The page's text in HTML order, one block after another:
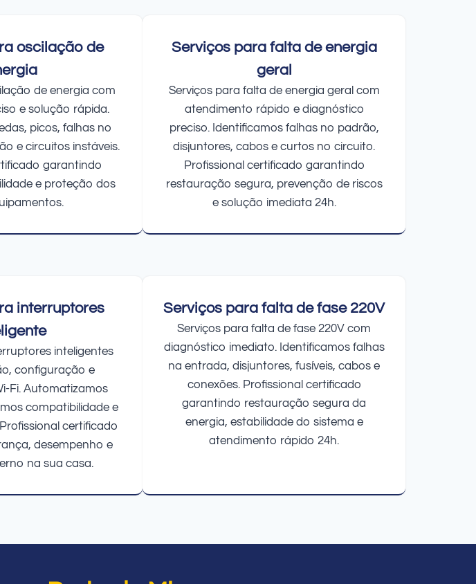
oscilação de
de energia com
e solução rápida.
picos, falhas no
e circuitos instáveis.
garantindo
e proteção dos
Serviços para falta de energia
geral
Serviços para falta de energia geral com
atendimento rápido e diagnóstico
preciso. Identificamos falhas no padrão,
disjuntores, cabos e curtos no circuito.
Profissional certificado garantindo
restauração segura, prevenção de riscos
e solução imediata 24h.
interruptores
inteligentes
configuração e
Fi. Automatizamos
compatibilidade e
certificado
desempenho e
na sua casa.
Serviços para falta de fase 220V
Serviços para falta de fase 220V com
diagnóstico imediato. Identificamos falhas
na entrada, disjuntores, fusíveis, cabos e
conexões. Profissional certificado
garantindo restauração segura da
energia, estabilidade do sistema e
atendimento rápido 24h.